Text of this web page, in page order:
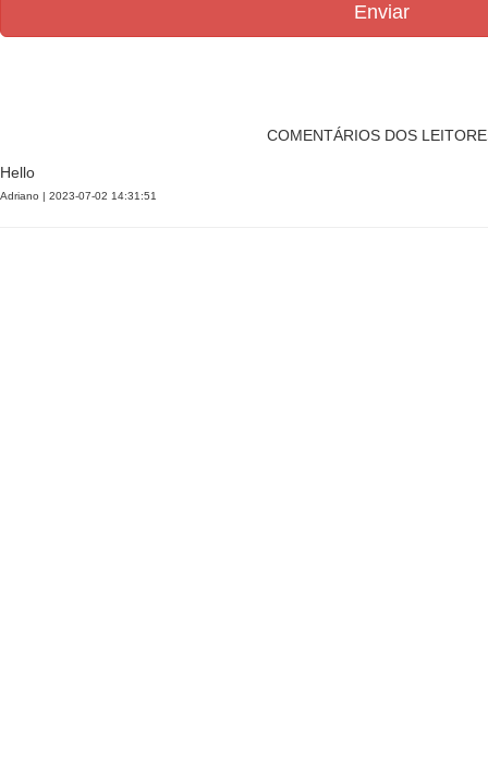
Enviar
COMENTÁRIOS DOS
Hello
Adriano | 2023-07-02 14:31:51